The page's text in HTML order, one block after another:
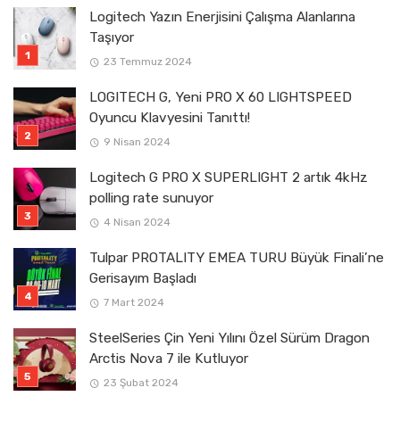
Logitech Yazın Enerjisini Çalışma Alanlarına
Taşıyor
23 Temmuz 2024
LOGITECH G, Yeni PRO X 60 LIGHTSPEED
Oyuncu Klavyesini Tanıttı!
9 Nisan 2024
Logitech G PRO X SUPERLIGHT 2 artık 4kHz
polling rate sunuyor
4 Nisan 2024
Tulpar PROTALITY EMEA TURU Büyük Finali’ne
Gerisayım Başladı
7 Mart 2024
SteelSeries Çin Yeni Yılını Özel Sürüm Dragon
Arctis Nova 7 ile Kutluyor
23 Şubat 2024